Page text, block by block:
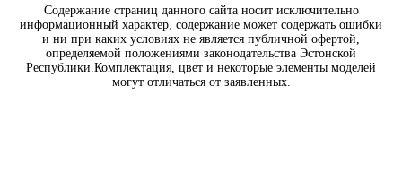
Содержание страниц данного сайта носит исключительно
информационный характер, содержание может содержать ошибки
и ни при каких условиях не является публичной офертой,
определяемой положениями законодательства Эстонской
Республики.Комплектация, цвет и некоторые элементы моделей
могут отличаться от заявленных.